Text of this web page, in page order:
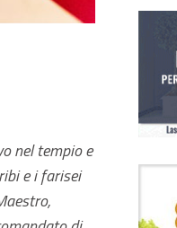
nel tempio e
e i farisei